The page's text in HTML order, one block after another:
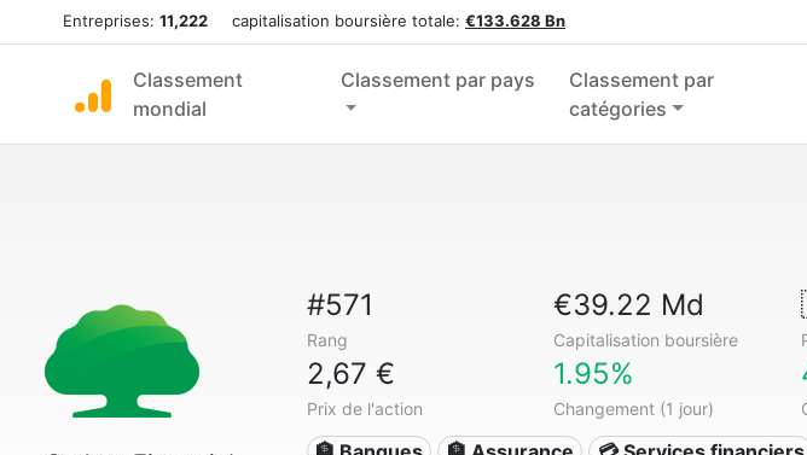
Entreprises: 11,222 capitalisation boursière totale: €133.628 Bn
Classement
mondial
Classement par pays
Classement par
catégories
#571
Rang
€39.22 Md
Capitalisation boursière
2,67 €
Prix de l'action
1.95%
Changement (1 jour)